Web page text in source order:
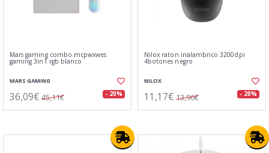
Mars gaming combo mcpwxwes
gaming 3in1 rgb blanco
MARS GAMING
36,09€ 45,11€ - 20%
Nilox raton inalambrico 3200dpi
4botones negro
NILOX
11,17€ 13,96€ - 20%